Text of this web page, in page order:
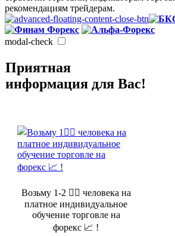
рекомендациям трейдерам.
modal-check
Приятная
информация для Вас!
Возьму 1-2 🤵‍♂️ человека на
платное индивидуальное
обучение торговле на
форекс 📈 !